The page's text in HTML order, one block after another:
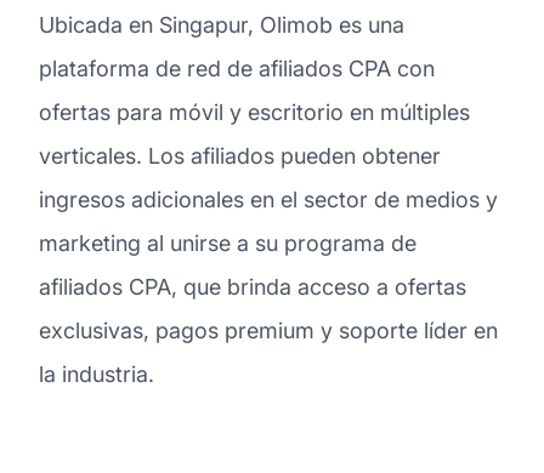
Ubicada en Singapur, Olimob es una
plataforma de red de afiliados CPA con
ofertas para móvil y escritorio en múltiples
verticales. Los afiliados pueden obtener
ingresos adicionales en el sector de medios y
marketing al unirse a su programa de
afiliados CPA, que brinda acceso a ofertas
exclusivas, pagos premium y soporte líder en
la industria.